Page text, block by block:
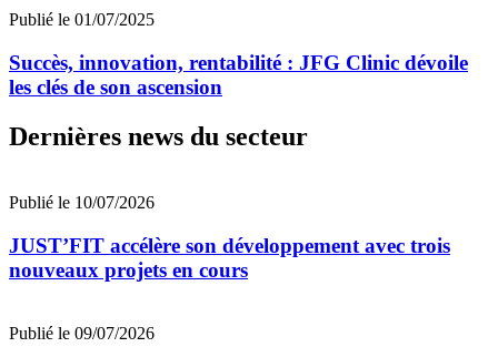
Publié le 01/07/2025
Succès, innovation, rentabilité : JFG Clinic dévoile
les clés de son ascension
Dernières news du secteur
Publié le 10/07/2026
JUST’FIT accélère son développement avec trois
nouveaux projets en cours
Publié le 09/07/2026